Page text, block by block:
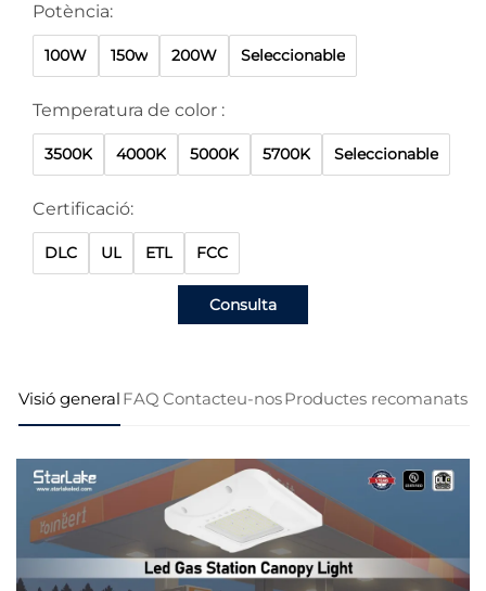
Potència:
100W 150w 200W Seleccionable
Temperatura de color :
3500K 4000K 5000K 5700K Seleccionable
Certificació:
DLC UL ETL FCC
Consulta
Visió general FAQ Contacteu-nosProductes recomanats